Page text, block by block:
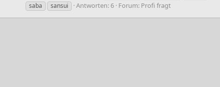
saba
sansui Antworten: 6 Forum: Profi fragt